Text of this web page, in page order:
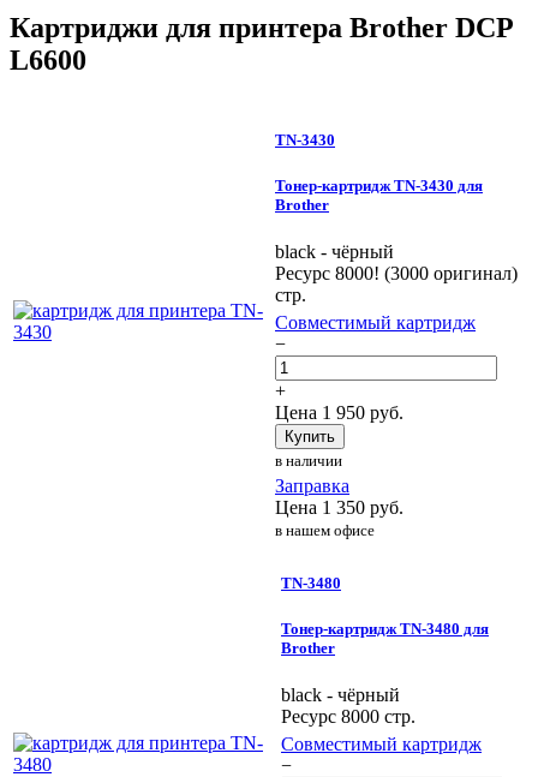
Картриджи для принтера Brother DCP
L6600
TN-3430
Тонер-картридж TN-3430 для
Brother
black - чёрный
Ресурс 8000! (3000 оригинал)
стр.
Совместимый картридж
−
+
Цена 1 950 руб.
Купить
в наличии
Заправка
Цена 1 350 руб.
в нашем офисе
TN-3480
Тонер-картридж TN-3480 для
Brother
black - чёрный
Ресурс 8000 стр.
Совместимый картридж
−